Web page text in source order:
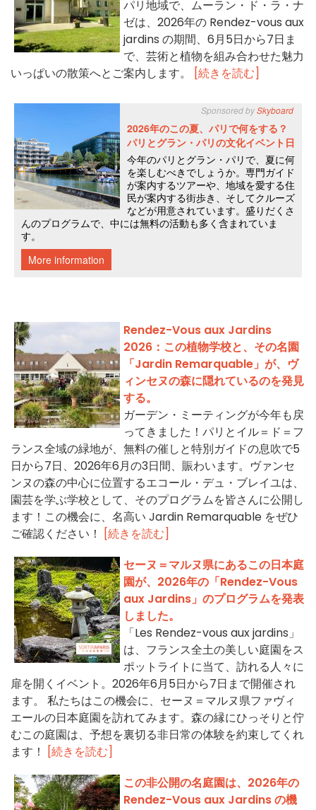
パリ地域で、ムーラン・ド・ラ・ナ
ゼは、2026年の Rendez-vous aux
jardins の期間、6月5日から7日ま
で、芸術と植物を組み合わせた魅力
いっぱいの散策へとご案内します。
[続きを読む]
Rendez-Vous aux Jardins
2026：この植物学校と、その名園
「Jardin Remarquable」が、ヴ
ィンセヌの森に隠れているのを発見
する。
ガーデン・ミーティングが今年も戻
ってきました！パリとイル＝ド＝フ
ランス全域の緑地が、無料の催しと特別ガイドの息吹で5
日から7日、2026年6月の3日間、賑わいます。ヴァンセ
ンヌの森の中心に位置するエコール・デュ・ブレイユは、
園芸を学ぶ学校として、そのプログラムを皆さんに公開し
ます！この機会に、名高い Jardin Remarquable をぜひ
ご確認ください！
[続きを読む]
セーヌ＝マルヌ県にあるこの日本庭
園が、2026年の「Rendez-Vous
aux Jardins」のプログラムを発表
しました。
「Les Rendez-vous aux jardins」
は、フランス全土の美しい庭園をス
ポットライトに当て、訪れる人々に
扉を開くイベント。2026年6月5日から7日まで開催され
ます。 私たちはこの機会に、セーヌ＝マルヌ県ファヴィ
エールの日本庭園を訪れてみます。森の縁にひっそりと佇
むこの庭園は、予想を裏切る非日常の体験を約束してくれ
ます！
[続きを読む]
この非公開の名庭園は、2026年の
Rendez-Vous aux Jardins の機